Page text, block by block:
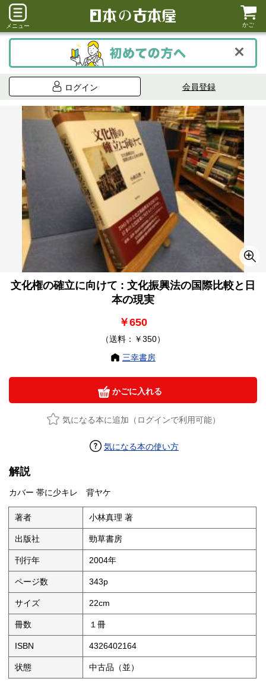
メニュー かご
ログイン 会員登録
文化権の確立に向けて : 文化振興法の国際比較と日
本の現実
￥650
（送料：￥350）
三幸書房
かごに入れる
気になる本に追加（ログインで利用可能）
気になる本の使い方
解説
カバー 帯に少キレ 背ヤケ
著者 小林真理 著
出版社 勁草書房
刊行年 2004年
ページ数 343p
サイズ 22cm
冊数 １冊
ISBN 4326402164
状態 中古品（並）